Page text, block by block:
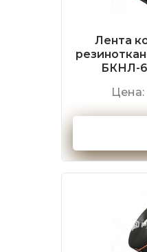
Лента
БКНЛ-
Цена: